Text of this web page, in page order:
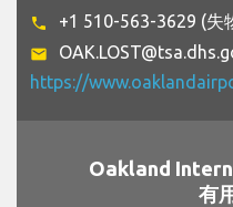
phone +1 510-563-3629 (失
email
https://
Oakland
有